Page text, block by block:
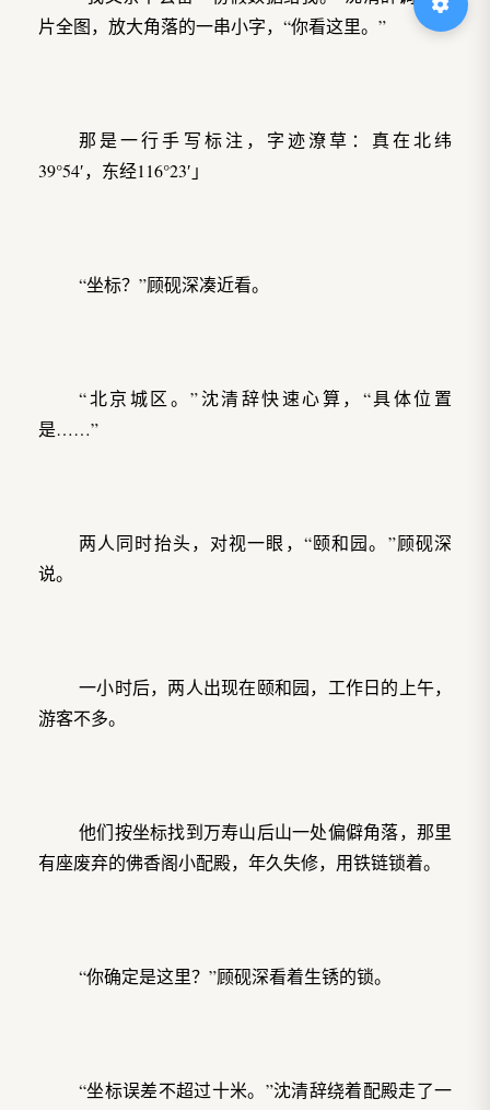
片全图，放大角落的一串小字，“你看这里。”
那是一行手写标注，字迹潦草：真在北纬
39°54′，东经116°23′」
“坐标？”顾砚深凑近看。
“北京城区。”沈清辞快速心算，“具体位置
是……”
两人同时抬头，对视一眼，“颐和园。”顾砚深
说。
一小时后，两人出现在颐和园，工作日的上午，
游客不多。
他们按坐标找到万寿山后山一处偏僻角落，那里
有座废弃的佛香阁小配殿，年久失修，用铁链锁着。
“你确定是这里？”顾砚深看着生锈的锁。
“坐标误差不超过十米。”沈清辞绕着配殿走了一